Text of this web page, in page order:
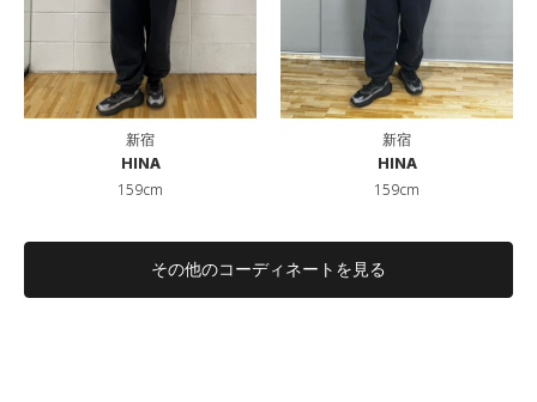
新宿
HINA
159cm
新宿
HINA
159cm
その他のコーディネートを見る